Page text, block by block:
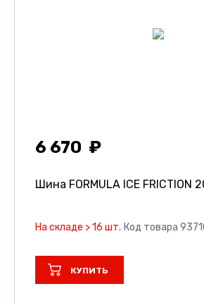
6 670
Шина FORMULA ICE FRICTION
На складе > 16 шт. Код товара
КУПИТЬ